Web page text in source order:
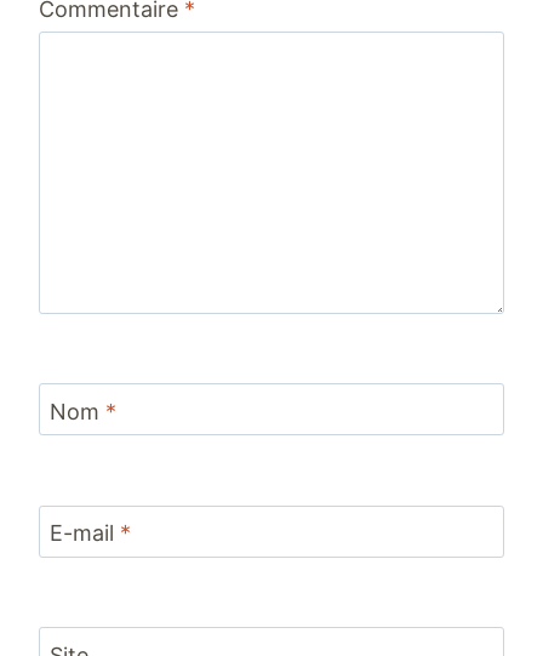
étoiles
étoiles
étoiles
étoiles
étoile
Commentaire *
Nom *
E-mail *